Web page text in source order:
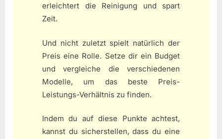
erleichtert die Reinigung und spart
Zeit.
Und nicht zuletzt spielt natürlich der
Preis eine Rolle. Setze dir ein Budget
und vergleiche die verschiedenen
Modelle, um das beste Preis-
Leistungs-Verhältnis zu finden.
Indem du auf diese Punkte achtest,
kannst du sicherstellen, dass du eine